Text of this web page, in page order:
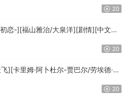
20
恋-][福山雅治/大泉洋][剧情][中文字
20
][卡里姆·阿卜杜尔-贾巴尔/劳埃德·布
20